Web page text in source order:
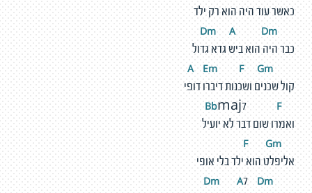
כאשר עוד היה הוא רק ילד
m A Dm
כבר היה הוא ביש גדא גדול
Em F Gm
קול שכנים ושכנות דיברו דופי
Bb
maj7 F
ואמרו שום דבר לא יועיל
Gm
אליפלט הוא ילד בלי אופי
m A7 Dm